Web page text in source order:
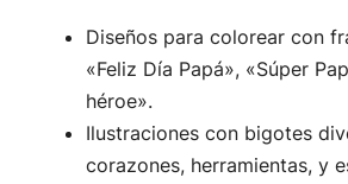
Diseños para colorear con
«Feliz Día Papá», «Súper
héroe».
Ilustraciones con bigotes
corazones, herramientas, y